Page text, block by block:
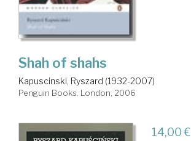
Shah of shahs
Kapuscinski, Ryszard (1932-2007)
Penguin Books. London, 2006
14,00 €